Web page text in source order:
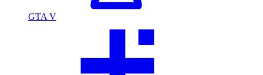
GTA V